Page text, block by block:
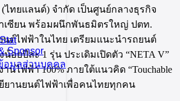
Sponsor
อมูลส่วนบุคคล
ไทยแลนด์) จำกัด เป็นศูนย์กลางธุรกิจ
เซียน พร้อมผนึกพันธมิตรใหญ่ ปตท.
นต์ไฟฟ้าในไทย เตรียมแนะนำรถยนต์
อยปีละ 1 รุ่น ประเดิมเปิดตัว “NETA V”
นไฟฟ้า 100% ภายใต้แนวคิด “Touchable
ยียานยนต์ไฟฟ้าเพื่อคนไทยทุกคน